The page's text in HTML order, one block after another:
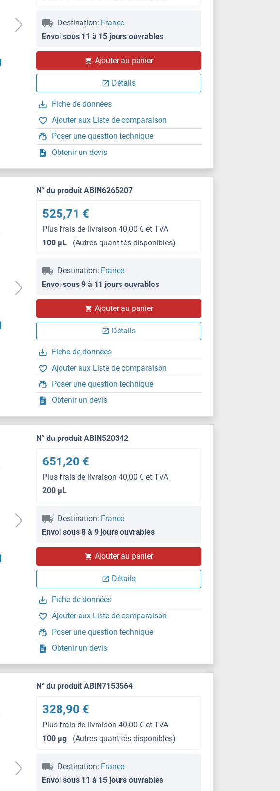
IHC
Destination: France
Envoi sous 11 à 15 jours ouvrables
Ajouter au panier
Détails
Fiche de données
Ajouter aux Liste de comparaison
Poser une question technique
Obtenir un devis
WB
N° du produit ABIN6265207
525,71 €
Plus frais de livraison 40,00 € et TVA
100 μL
(Autres quantités disponibles)
Destination: France
Envoi sous 9 à 11 jours ouvrables
Ajouter au panier
Détails
Fiche de données
Ajouter aux Liste de comparaison
Poser une question technique
Obtenir un devis
WB
N° du produit ABIN520342
651,20 €
Plus frais de livraison 40,00 € et TVA
200 μL
Destination: France
Envoi sous 8 à 9 jours ouvrables
Ajouter au panier
Détails
Fiche de données
Ajouter aux Liste de comparaison
Poser une question technique
Obtenir un devis
N° du produit ABIN7153564
328,90 €
Plus frais de livraison 40,00 € et TVA
100 μg
(Autres quantités disponibles)
Destination: France
Envoi sous 11 à 15 jours ouvrables